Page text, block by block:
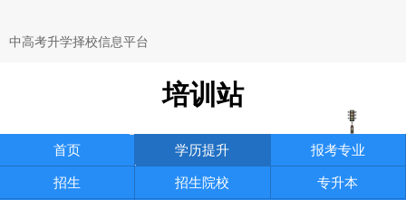
中高考升学择校信息平台
培训站
首页 学历提升 报考专业
招生 招生院校 专升本